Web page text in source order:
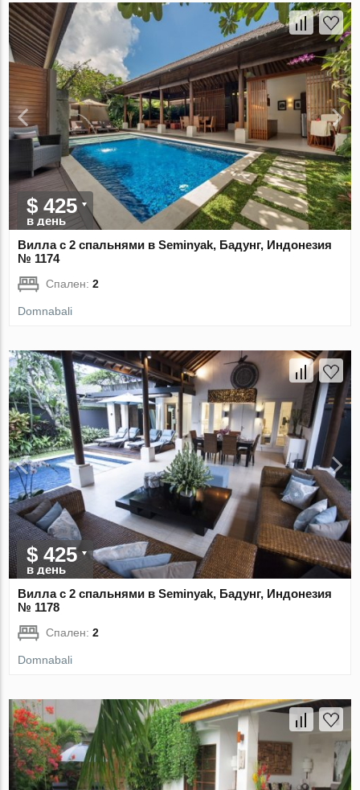
$ 425
в день
Вилла с 2 спальнями в Seminyak, Бадунг, Индонезия
№ 1174
Спален:2
Domnabali
$ 425
в день
Вилла с 2 спальнями в Seminyak, Бадунг, Индонезия
№ 1178
Спален:2
Domnabali